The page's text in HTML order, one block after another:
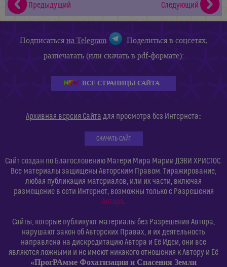
Предыдущий
Следующий
Подписатьсяна Telegram
Поделиться в соцсетях,
разпечатать (или скачать в pdf-формате):
ВСЕ СТРАНИЦЫ САЙТА
Архивная версия Сайта для просмотра без Интернета:
СКАЧАТЬ САЙТ
Сайт создан по Благословению Матери Мира Марии ДЭВИ ХРИСТОС.
Все материалы защищены Авторским Правом. Тиражирование,
любая публикация материалов, или их части, включая
размещение в сети Интернет, возможны только с Разрешения
Автора.
Сайты, которые публикуют материалы без Разрешения Автора,
нарушают закон об Авторских Правах, и их деятельность
направлена на дискредитацию Автора и Её Идеи, они все
являются ложными и не имеют никакого отношения к Автору и Её
«ПрогРАмме Фохатизации и Спасения Земли